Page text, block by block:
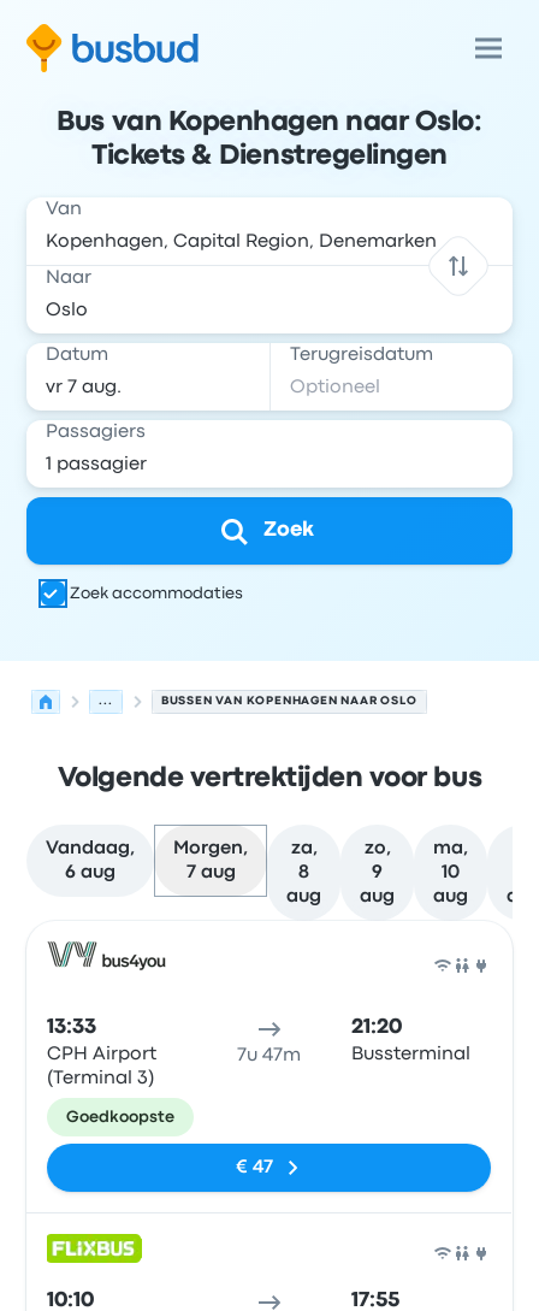
Bus van Kopenhagen naar Oslo:
Tickets & Dienstregelingen
Van
Naar
Datum Terugreisdatum
Passagiers
Zoek
Zoek accommodaties
... BUSSEN VAN KOPENHAGEN NAAR OSLO
Volgende vertrektijden voor bus
Vandaag,
6 aug
Morgen,
7 aug
za,
8
aug
zo,
9
aug
ma,
10
aug
13:33
CPH Airport
(Terminal 3)
7u 47m
21:20
Bussterminal
Goedkoopste
€ 47
10:10 17:55